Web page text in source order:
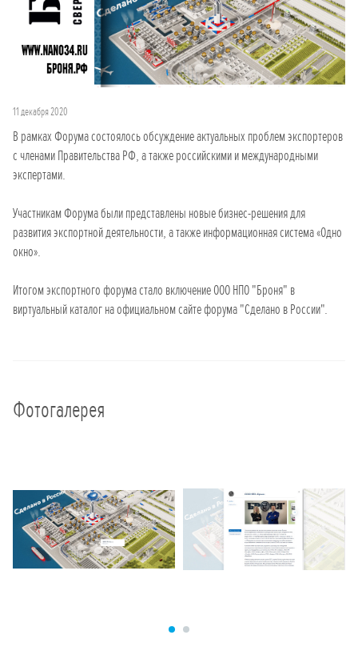
11 декабря 2020
В рамках Форума состоялось обсуждение актуальных проблем экспортеров
с членами Правительства РФ, а также российскими и международными
экспертами.
Участникам Форума были представлены новые бизнес-решения для
развития экспортной деятельности, а также информационная система «Одно
окно».
Итогом экспортного форума стало включение ООО НПО "Броня" в
виртуальный каталог на официальном сайте форума "Сделано в России".
Фотогалерея